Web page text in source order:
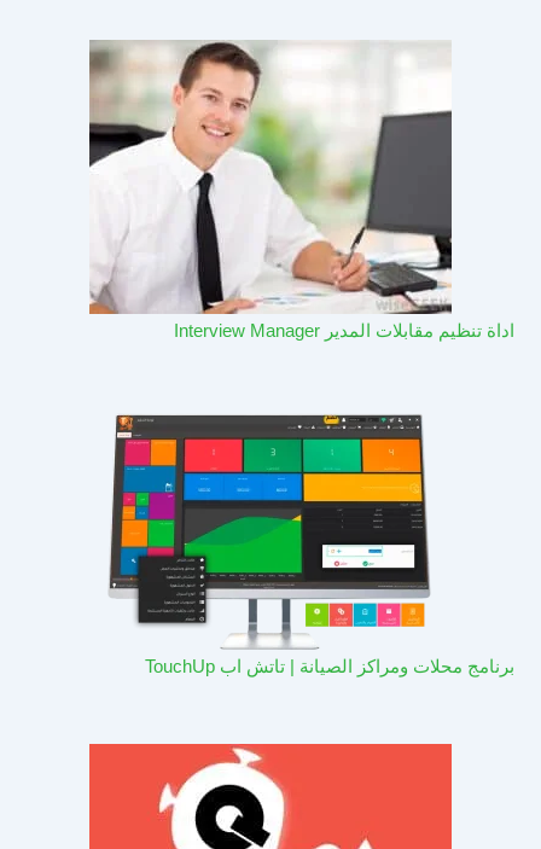
اداة تنظيم مقابلات المدير Interview Manager
برنامج محلات ومراكز الصيانة | تاتش اب TouchUp